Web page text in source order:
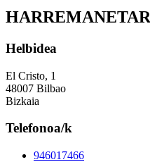
Helbidea
El Cristo, 1
48007 Bilbao
Bizkaia
Telefonoa/k
946017466